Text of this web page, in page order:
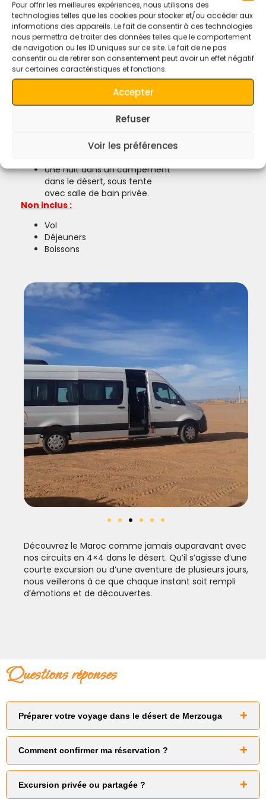
Pour offrir les meilleures expériences, nous utilisons des
technologies telles que les cookies pour stocker et/ou accéder aux
informations des appareils. Le fait de consentir à ces technologies
nous permettra de traiter des données telles que le comportement
de navigation ou les ID uniques sur ce site. Le fait de ne pas
consentir ou de retirer son consentement peut avoir un effet négatif
sur certaines caractéristiques et fonctions.
Accepter
Refuser
Voir les préférences
Inclus :
Circuit en véhicule 4×4 /
minibus climatisé
Chauffeur / Guide /
Nuitées à l’hôtel (petits-
déjeuners et dîners inclus)
Balade à dos de chameau,
lever de soleil, musique
Une nuit dans un campement
dans le désert, sous tente
avec salle de bain privée.
Non inclus :
Vol
Déjeuners
Boissons
Découvrez le Maroc comme jamais auparavant avec
nos circuits en 4×4 dans le désert. Qu’il s’agisse d’une
courte excursion ou d’une aventure de plusieurs jours,
nous veillerons à ce que chaque instant soit rempli
d’émotions et de découvertes.
questions réponses
Préparer votre voyage dans le désert de Merzouga
Vêtements confortables (amples, respirants et à
superposer)
Sandales ou tongs (pour le bivouac)
Protection solaire (écharpe, lunettes, crème solaire,
Comment confirmer ma réservation ?
Pour confirmer votre réservation, unacompte de 30 % via
PayPalest requis.
Excursion privée ou partagée ?